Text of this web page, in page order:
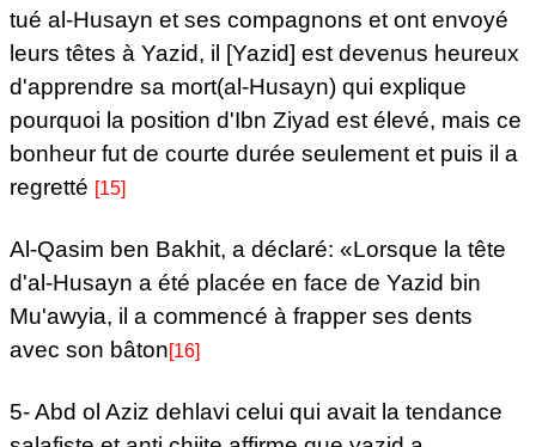
tué al-Husayn et ses compagnons et ont envoyé
leurs têtes à Yazid, il [Yazid] est devenus heureux
d'apprendre sa mort(al-Husayn) qui explique
pourquoi la position d'Ibn Ziyad est élevé, mais ce
bonheur fut de courte durée seulement et puis il a
regretté [15]
Al-Qasim ben Bakhit, a déclaré: «Lorsque la tête
d'al-Husayn a été placée en face de Yazid bin
Mu'awyia, il a commencé à frapper ses dents
avec son bâton[16]
5-Abd ol Aziz dehlavi celui qui avait la tendance